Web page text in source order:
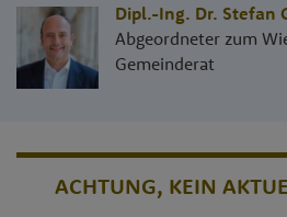
Dipl.-Ing. Dr. Stefan
Abgeordneter zum
Gemeinderat
ACHTUNG, KEIN